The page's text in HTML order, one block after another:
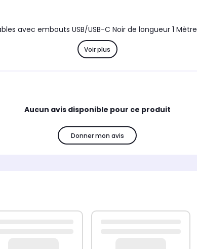
avec embouts USB/USB-C Noir de longueur 1 Mètre
Voir plus
Aucun avis disponible pour ce produit
Donner mon avis